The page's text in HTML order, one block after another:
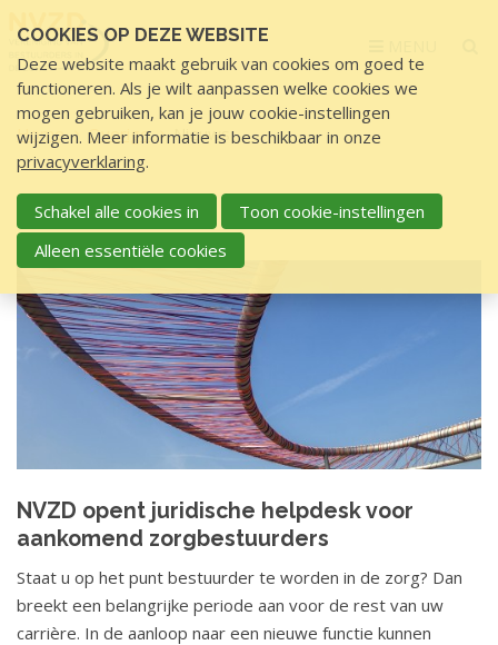
links
over
S
p
r
n
g
n
a
a
r
o
u
d
S
p
Home Overige Nieuws
N
i
e
u
w
NIEUWS
NVZD opent juridische helpdesk voor
aankomend zorgbestuurders
Staat u op het punt bestuurder te worden in de zorg? Dan
breekt een belangrijke periode aan voor de rest van uw
carrière. In de aanloop naar een nieuwe functie kunnen
COOKIES OP DEZE WEBSITE
Deze website maakt gebruik van cookies om goed te
functioneren. Als je wilt aanpassen welke cookies we
mogen gebruiken, kan je jouw cookie-instellingen
wijzigen. Meer informatie is beschikbaar in onze
privacyverklaring.
Schakel alle cookies in
Toon cookie-instellingen
Alleen essentiële cookies